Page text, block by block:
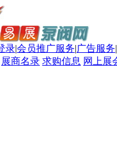
录|会员推广服务|广告服务|
展商名录 求购信息 网上展